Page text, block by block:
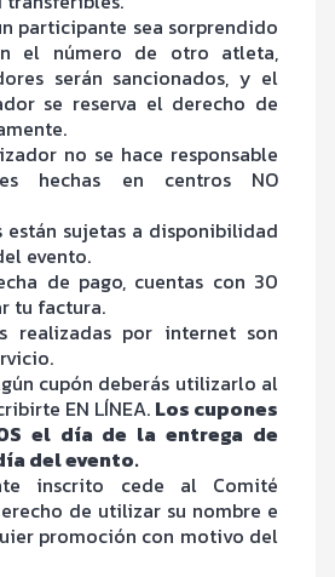
participante sea sorprendido
el número de otro atleta,
serán sancionados, y el
se reserva el derecho de
no se hace responsable
hechas en centros NO
están sujetas a disponibilidad
evento.
de pago, cuentas con 30
tu factura.
realizadas por internet son
cupón deberás utilizarlo al
EN LÍNEA. Los cupones
el día de la entrega de
del evento.
inscrito cede al Comité
de utilizar su nombre e
promoción con motivo del